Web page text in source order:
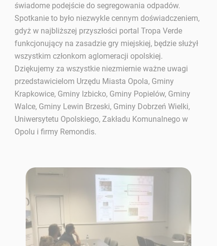
świadome podejście do segregowania odpadów.
Spotkanie to było niezwykle cennym doświadczeniem,
gdyż w najbliższej przyszłości portal Tropa Verde
funkcjonujący na zasadzie gry miejskiej, będzie służył
wszystkim członkom aglomeracji opolskiej.
Dziękujemy za wszystkie niezmiernie ważne uwagi
przedstawicielom Urzędu Miasta Opola, Gminy
Krapkowice, Gminy Izbicko, Gminy Popielów, Gminy
Walce, Gminy Lewin Brzeski, Gminy Dobrzeń Wielki,
Uniwersytetu Opolskiego, Zakładu Komunalnego w
Opolu i firmy Remondis.